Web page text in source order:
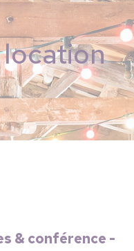
& conférence -